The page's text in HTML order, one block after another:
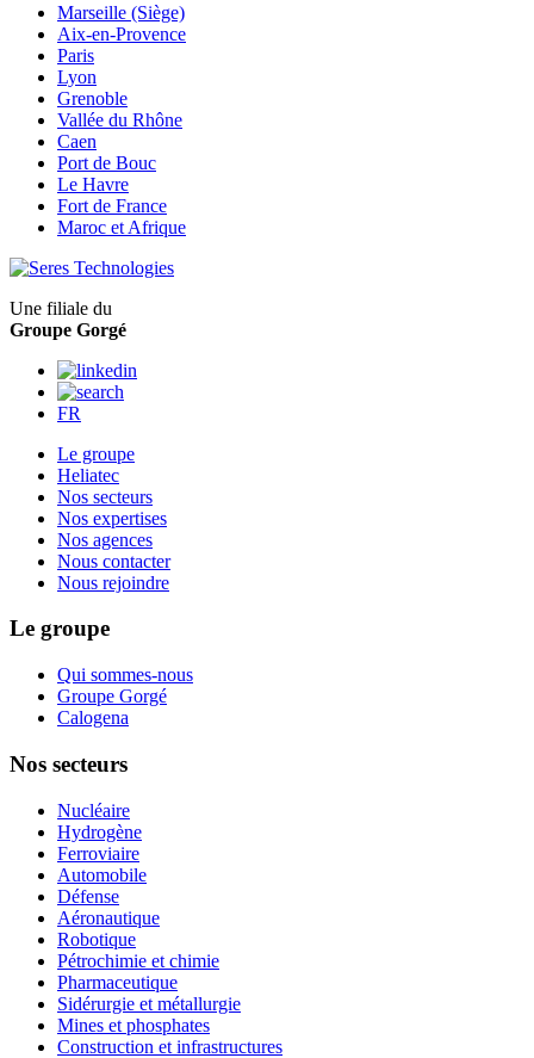
Marseille (Siège)
Aix-en-Provence
Paris
Lyon
Grenoble
Vallée du Rhône
Caen
Port de Bouc
Le Havre
Fort de France
Maroc et Afrique
Une filiale du
Groupe Gorgé
FR
Le groupe
Heliatec
Nos secteurs
Nos expertises
Nos agences
Nous contacter
Nous rejoindre
Le groupe
Qui sommes-nous
Groupe Gorgé
Calogena
Nos secteurs
Nucléaire
Hydrogène
Ferroviaire
Automobile
Défense
Aéronautique
Robotique
Pétrochimie et chimie
Pharmaceutique
Sidérurgie et métallurgie
Mines et phosphates
Construction et infrastructures